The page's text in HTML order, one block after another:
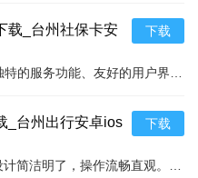
载_台州社保卡安
下载
_台州出行安卓ios
下载